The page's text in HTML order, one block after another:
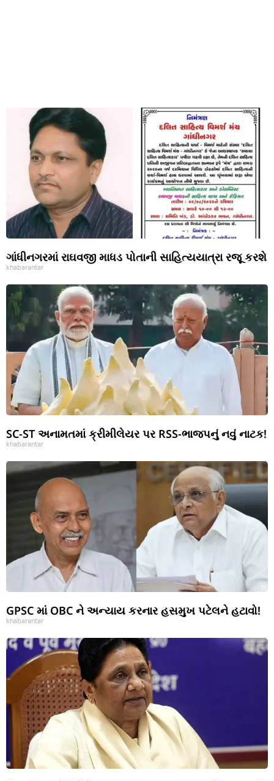
ગાંધીનગરમાં રાઘવજી માધડ પોતાની સાહિત્યયાત્રા રજૂ કરશે
khabarantar
SC-ST અનામતમાં ક્રીમીલેયર પર RSS-ભાજપનું નવું નાટક!
khabarantar
GPSC માં OBC ને અન્યાય કરનાર હસમુખ પટેલને હટાવો!
khabarantar